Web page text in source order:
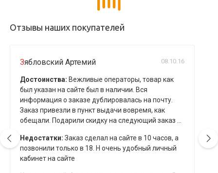
Отзывы наших покупателей
Зябловский Артемий 08.10.16
Достоинства: Вежливые операторы, товар как
был указан на сайте был в наличии. Вся
информация о заказе дублировалась на почту.
Заказ привезли в пункт выдачи вовремя, как
обещали. Подарили скидку на следующий заказ ...
Недостатки: Заказ сделал на сайте в 10 часов, а
позвонили только в 18. Н очень удобный личный
кабинет на сайте